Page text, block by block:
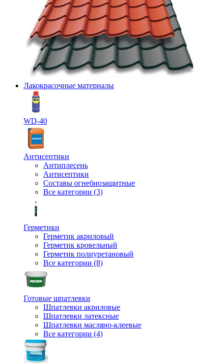
Лакокрасочные материалы
WD-40
Антисептики
Антиплесень
Антисептики
Составы огнебиозащитные
Все категории (3)
Герметики
Герметик акриловый
Герметик кровельный
Герметик полиуретановый
Все категории (8)
Готовые шпатлевки
Шпатлевки акриловые
Шпатлевки латексные
Шпатлевки масляно-клеевые
Все категории (4)